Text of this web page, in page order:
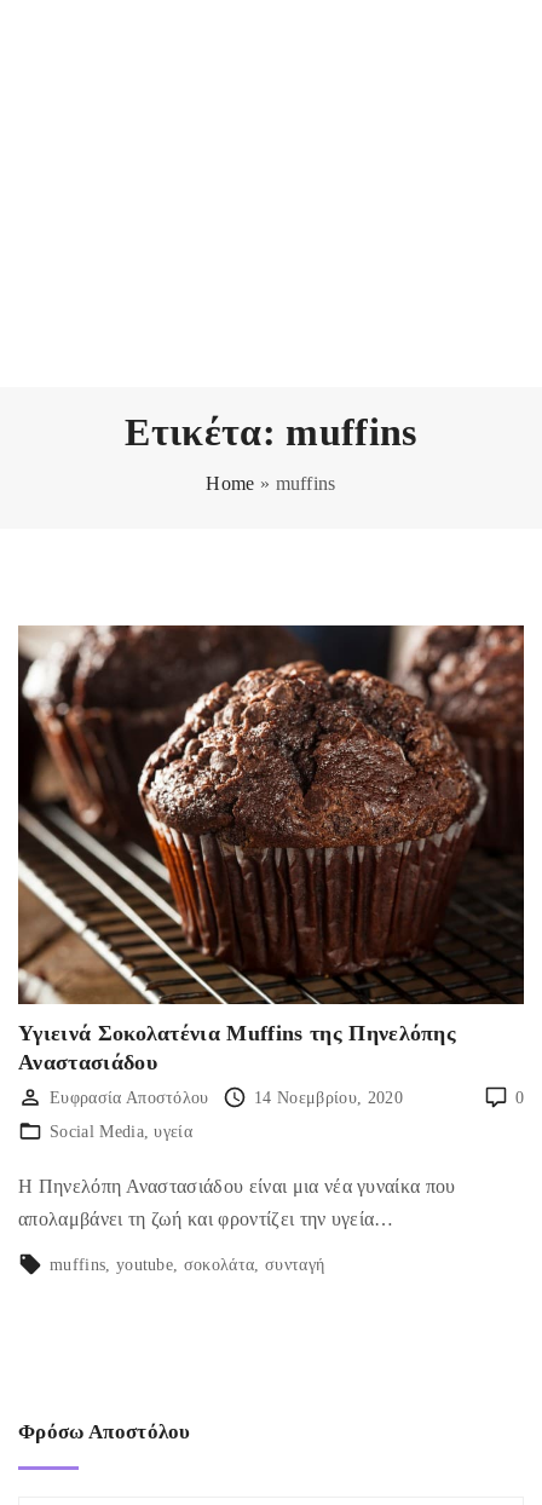
Ετικέτα:muffins
Home » muffins
Υγιεινά Σοκολατένια Muffins της Πηνελόπης
Αναστασιάδου
0
Ευφρασία Αποστόλου
14 Νοεμβρίου, 2020
Social Media υγεία
Η Πηνελόπη Αναστασιάδου είναι μια νέα γυναίκα που
απολαμβάνει τη ζωή και φροντίζει την υγεία…
muffins youtube σοκολάτα συνταγή
Φρόσω Αποστόλου